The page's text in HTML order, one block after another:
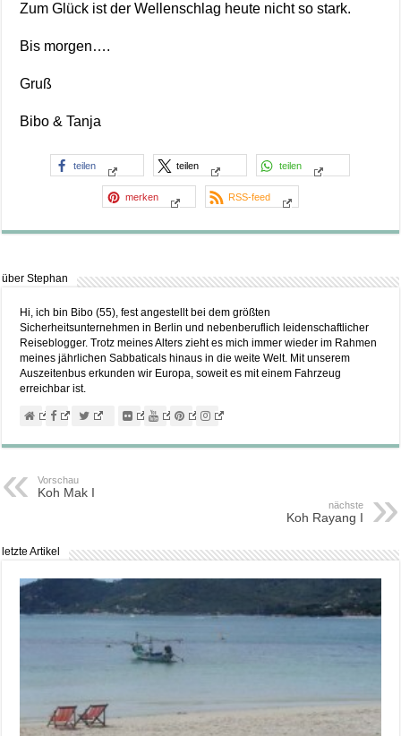
Zum Glück ist der Wellenschlag heute nicht so stark.
Bis morgen….
Gruß
Bibo & Tanja
teilen teilen teilen
merken RSS-feed
über Stephan
Hi, ich bin Bibo (55), fest angestellt bei dem größten
Sicherheitsunternehmen in Berlin und nebenberuflich leidenschaftlicher
Reiseblogger. Trotz meines Alters zieht es mich immer wieder im Rahmen
meines jährlichen Sabbaticals hinaus in die weite Welt. Mit unserem
Auszeitenbus erkunden wir Europa, soweit es mit einem Fahrzeug
erreichbar ist.
Vorschau
Koh Mak I
nächste
Koh Rayang I
letzte Artikel